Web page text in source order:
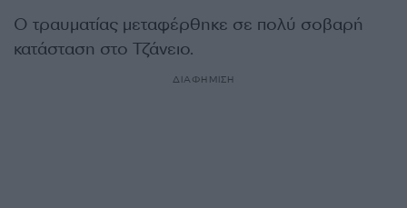
Ο τραυματίας μεταφέρθηκε σε πολύ σοβαρή
κατάσταση στο Τζάνειο.
ΔΙΑΦΗΜΙΣΗ